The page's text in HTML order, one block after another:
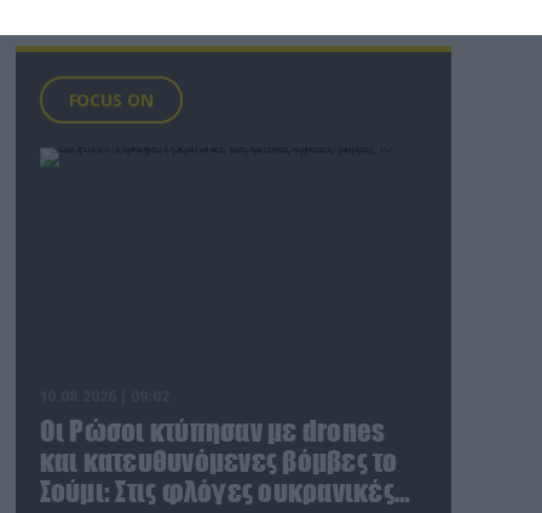
FOCUS ON
Οι Ρώσοι κτύπησαν με drones
και κατευθυνόμενες βόμβες το
Σούμι: Στις φλόγες ουκρανικές